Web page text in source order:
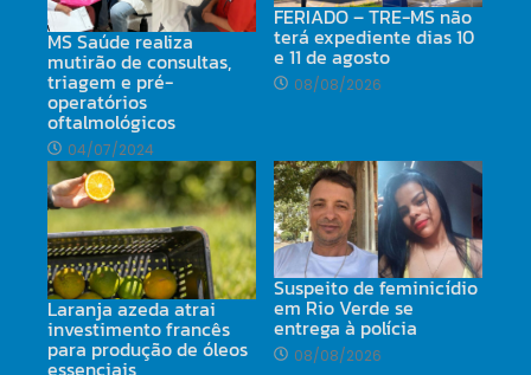
MS Saúde realiza
mutirão de consultas,
triagem e pré-
operatórios
oftalmológicos
04/07/2024
FERIADO – TRE-MS não
terá expediente dias 10
e 11 de agosto
08/08/2026
Laranja azeda atrai
investimento francês
para produção de óleos
essenciais
Suspeito de feminicídio
em Rio Verde se
entrega à polícia
08/08/2026